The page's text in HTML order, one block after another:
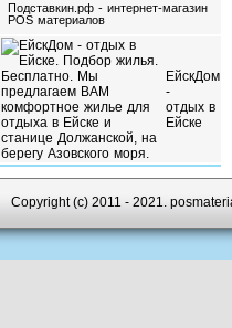
Подставкин.рф - интернет-магазин
POS материалов
ЕйскДом
-
отдых в
Ейске
Copyright (c) 2011 - 2021.